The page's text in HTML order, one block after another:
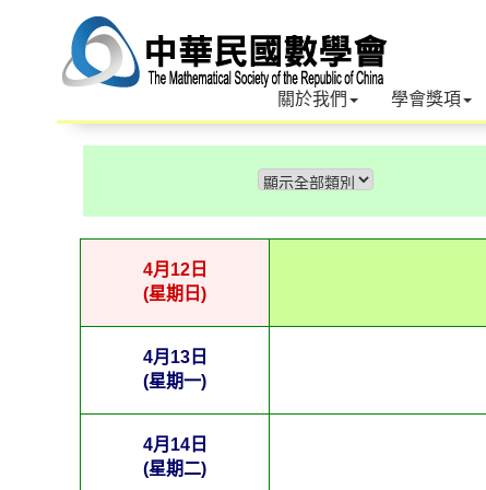
關於我們 學會獎項
4月12日
(星期日)
4月13日
(星期一)
4月14日
(星期二)